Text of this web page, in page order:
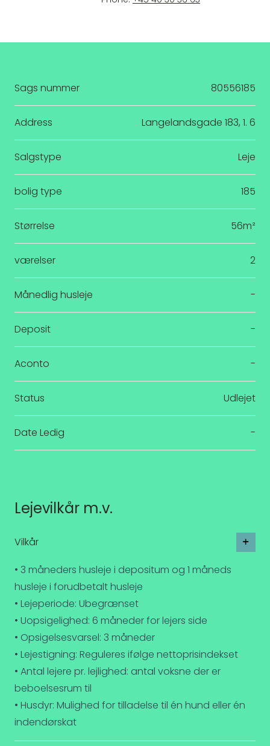
Sags nummer 80556185
Address Langelandsgade 183, 1. 6
Salgstype Leje
bolig type 185
Størrelse 56m²
værelser 2
Månedlig husleje -
Deposit -
Aconto -
Status Udlejet
Date Ledig -
Lejevilkår m.v.
Vilkår
• 3 måneders husleje i depositum og 1 måneds
husleje i forudbetalt husleje
• Lejeperiode: Ubegrænset
• Uopsigelighed: 6 måneder for lejers side
• Opsigelsesvarsel: 3 måneder
• Lejestigning: Reguleres ifølge nettoprisindekset
• Antal lejere pr. lejlighed: antal voksne der er
beboelsesrum til
• Husdyr: Mulighed for tilladelse til én hund eller én
indendørskat